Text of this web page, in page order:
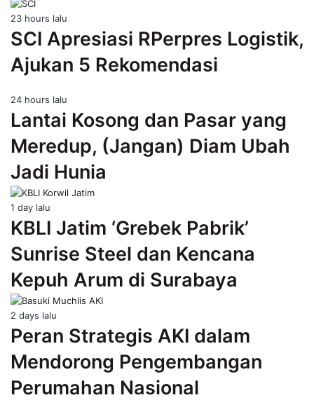
23 hours lalu
SCI Apresiasi RPerpres Logistik,
Ajukan 5 Rekomendasi
24 hours lalu
Lantai Kosong dan Pasar yang
Meredup, (Jangan) Diam Ubah
Jadi Hunia
1 day lalu
KBLI Jatim ‘Grebek Pabrik’
Sunrise Steel dan Kencana
Kepuh Arum di Surabaya
2 days lalu
Peran Strategis AKI dalam
Mendorong Pengembangan
Perumahan Nasional